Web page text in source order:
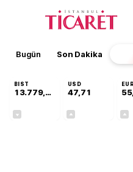
Bugün Son Dakika
BIST
13.779,39
USD
47,71
EUR